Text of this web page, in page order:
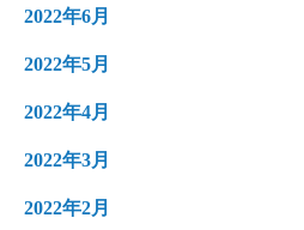
2022年6月
2022年5月
2022年4月
2022年3月
2022年2月